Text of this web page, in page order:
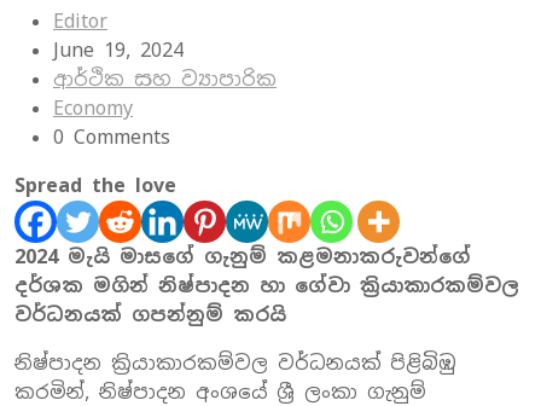
Editor
June 19, 2024
ආර්ථික සහ ව්‍යාපාරික
Economy
0 Comments
Spread the love
2024 මැයි මාසගේ ගැනුම් කළමනාකරුවන්ගේ
දර්ශක මගින් නිෂ්පාදන හා ගේවා ක්‍රියාකාරකම්වල
වර්ධනයක් ගපන්නුම් කරයි
නිෂ්පාදන ක්‍රියාකාරකම්වල වර්ධනයක් පිළිබිඹු
කරමින්, නිෂ්පාදන අංශයේ ශ්‍රී ලංකා ගැනුම්